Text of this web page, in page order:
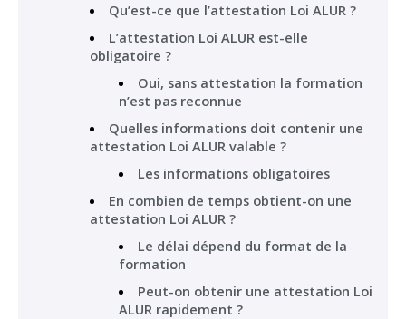
Qu’est-ce que l’attestation Loi ALUR ?
L’attestation Loi ALUR est-elle
obligatoire ?
Oui, sans attestation la formation
n’est pas reconnue
Quelles informations doit contenir une
attestation Loi ALUR valable ?
Les informations obligatoires
En combien de temps obtient-on une
attestation Loi ALUR ?
Le délai dépend du format de la
formation
Peut-on obtenir une attestation Loi
ALUR rapidement ?